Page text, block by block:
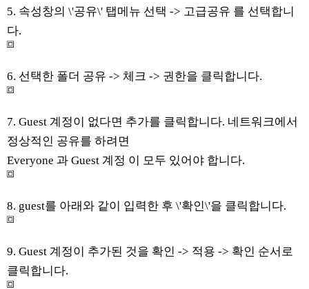
5. 속성창의 \'공유\' 탭메뉴 선택 -> 고급공유 를 선택합니
다.
6. 선택한 폴더 공유 -> 체크 -> 권한을 클릭합니다.
7. Guest 계정이 없다면 추가를 클릭합니다. 네트워크에서
정상적인 공유를 하려면
Everyone 과 Guest 계정 이 모두 있어야 합니다.
8. guest를 아래와 같이 입력한 후 \'확인\'을 클릭합니다.
9. Guest 계정이 추가된 것을 확인 -> 적용 -> 확인 순서로
클릭합니다.